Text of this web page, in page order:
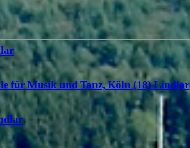
für Musik und Tanz, Köln (18) Lindlar